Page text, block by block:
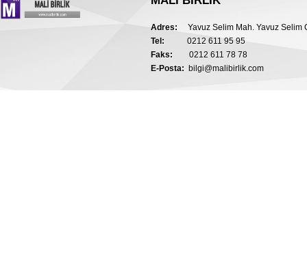
Adres: Yavuz Selim Mah. Yavuz Selim
Tel: 0212 611 95 95
Faks: 0212 611 78 78
E-Posta: bilgi@malibirlik.com